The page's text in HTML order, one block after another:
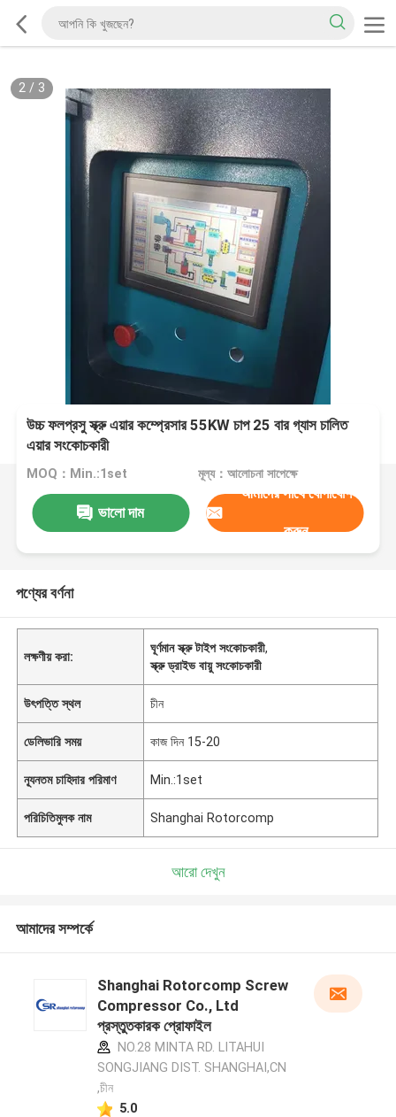
2/ 3
উচ্চ ফলপ্রসু স্ক্রু এয়ার কম্প্রেসার 55KW চাপ 25 বার গ্যাস চালিত
এয়ার সংকোচকারী
MOQ：Min.:1set মূল্য：আলোচনা সাপেক্ষে
ভালো দাম
আমাদের সাথে যোগাযোগ
করুন
পণ্যের বর্ণনা
লক্ষণীয় করা:
ঘূর্ণমান স্ক্রু টাইপ সংকোচকারী,
স্ক্রু ড্রাইভ বায়ু সংকোচকারী
উৎপত্তি স্থল চীন
ডেলিভারি সময় কাজ দিন 15-20
ন্যূনতম চাহিদার পরিমাণ Min.:1set
পরিচিতিমুলক নাম Shanghai Rotorcomp
আরো দেখুন
আমাদের সম্পর্কে
Shanghai Rotorcomp Screw
Compressor Co., Ltd
প্রস্তুতকারক প্রোফাইল
NO.28 MINTA RD. LITAHUI
SONGJIANG DIST. SHANGHAI,CN
,চীন
5.0